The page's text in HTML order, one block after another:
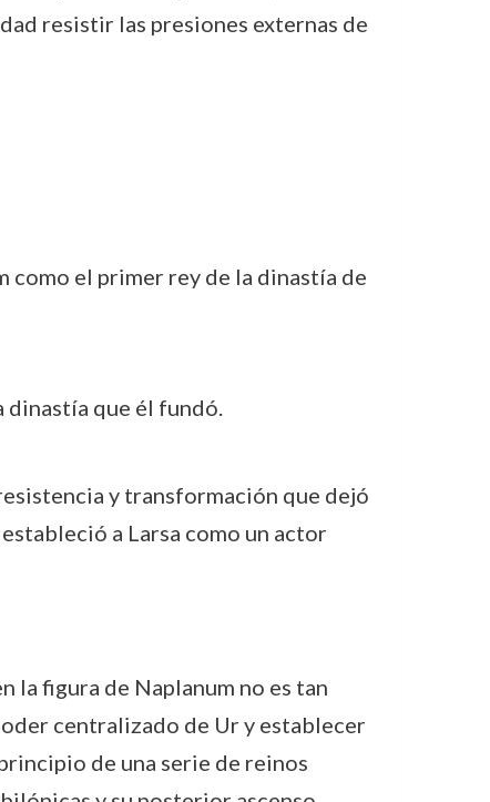
resistir las presiones externas de
como el primer rey de la dinastía de
dinastía que él fundó.
y transformación que dejó
a Larsa como un actor
la figura de Naplanum no es tan
centralizado de Ur y establecer
de una serie de reinos